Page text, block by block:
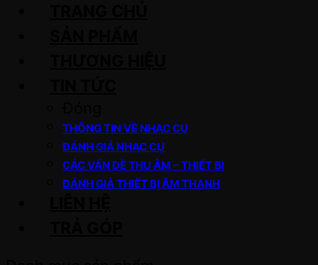
THÔNG TIN VỀ NHẠC CỤ
ĐÁNH GIÁ NHẠC CỤ
CÁC VẤN ĐỀ THU ÂM – THIẾT BỊ
ĐÁNH GIÁ THIẾT BỊ ÂM THANH